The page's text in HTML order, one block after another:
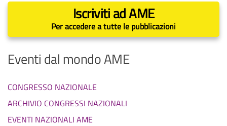
Iscriviti ad AME
Per accedere a tutte le pubblicazioni
Eventi dal mondo AME
CONGRESSO NAZIONALE
ARCHIVIO CONGRESSI NAZIONALI
EVENTI NAZIONALI AME